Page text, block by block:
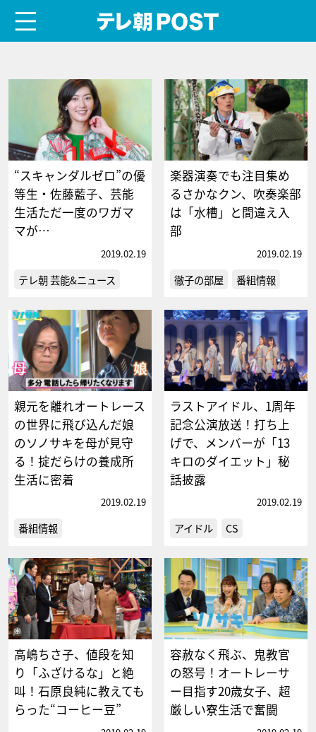
“スキャンダルゼロ”の優
等生・佐藤藍子、芸能
生活ただ一度のワガマ
マが…
2019.02.19
テレ朝 芸能&ニュース
楽器演奏でも注目集め
るさかなクン、吹奏楽部
は「水槽」と間違え入
部
2019.02.19
徹子の部屋 番組情報
親元を離れオートレース
の世界に飛び込んだ娘
のソノサキを母が見守
る！掟だらけの養成所
生活に密着
2019.02.19
番組情報
ラストアイドル、1周年
記念公演放送！打ち上
げで、メンバーが「13
キロのダイエット」秘
話披露
2019.02.19
アイドル CS
高嶋ちさ子、値段を知
り「ふざけるな」と絶
叫！石原良純に教えても
らった“コーヒー豆”
容赦なく飛ぶ、鬼教官
の怒号！オートレーサ
ー目指す20歳女子、超
厳しい寮生活で奮闘